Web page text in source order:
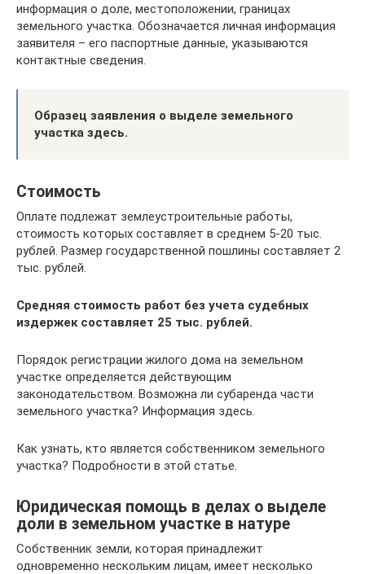
информация о доле, местоположении, границах
земельного участка. Обозначается личная информация
заявителя – его паспортные данные, указываются
контактные сведения.
Образец заявления о выделе земельного
участка здесь.
Стоимость
Оплате подлежат землеустроительные работы,
стоимость которых составляет в среднем 5-20 тыс.
рублей. Размер государственной пошлины составляет 2
тыс. рублей.
Средняя стоимость работ без учета судебных
издержек составляет 25 тыс. рублей.
Порядок регистрации жилого дома на земельном
участке определяется действующим
законодательством. Возможна ли субаренда части
земельного участка? Информация здесь.
Как узнать, кто является собственником земельного
участка? Подробности в этой статье.
Юридическая помощь в делах о выделе
доли в земельном участке в натуре
Собственник земли, которая принадлежит
одновременно нескольким лицам, имеет несколько